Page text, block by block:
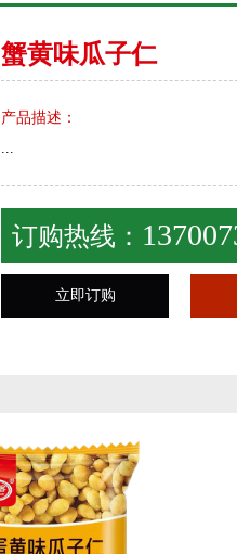
蟹黄味瓜子仁
产品描述：
...
订购热线：
立即订购